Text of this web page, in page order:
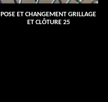
POSE ET CHANGEMENT GRILLAGE
ET CLÔTURE 25